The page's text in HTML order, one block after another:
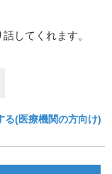
してくれます。
(医療機関の方向け)